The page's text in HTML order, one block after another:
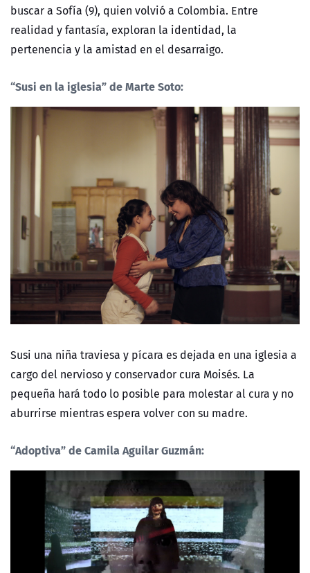
buscar a Sofía (9), quien volvió a Colombia. Entre
realidad y fantasía, exploran la identidad, la
pertenencia y la amistad en el desarraigo.
“Susi en la iglesia”de Marte Soto:
Susi una niña traviesa y pícara es dejada en una iglesia a
cargo del nervioso y conservador cura Moisés. La
pequeña hará todo lo posible para molestar al cura y no
aburrirse mientras espera volver con su madre.
“Adoptiva”de Camila Aguilar Guzmán: